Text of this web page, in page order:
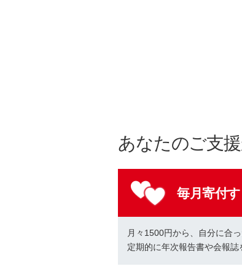
あなたのご支
毎月寄付
月々1500円から、自分に合
定期的に年次報告書や会報誌